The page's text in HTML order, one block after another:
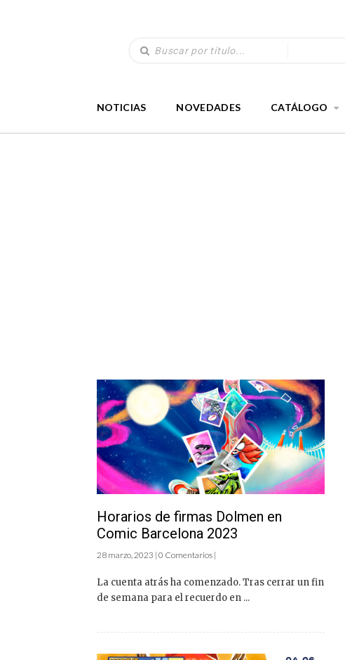
NOTICIAS NOVEDADES CATÁLOGO
Horarios de firmas Dolmen en
Comic Barcelona 2023
28 marzo, 2023 | 0 Comentarios |
La cuenta atrás ha comenzado. Tras cerrar un fin
de semana para el recuerdo en ...